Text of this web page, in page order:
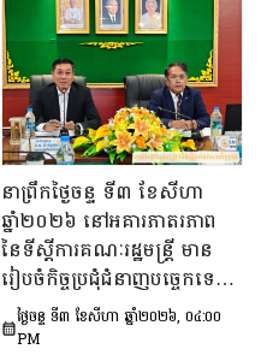
វឌ្ឍនភាព​និងសមិទ្ធផល​សំខាន់ៗ​
របស់​រាជរដ្ឋាភិបាល​នៃ​
ព្រះរាជាណាចក្រកម្ពុជា។
នាព្រឹកថ្ងៃចន្ទ ទី៣ ខែសីហា
ឆ្នាំ២០២៦ នៅអគារភាតរភាព
នៃទីស្តីការគណៈរដ្ឋមន្រ្តី មាន
រៀបចំកិច្ចប្រជុំជំនាញបច្ចេកទេស
ក្រោមអធិបតីភាព ឯកឧត្តម លី
ច័ន្ទតុលា រដ្ឋលេខាធិការទីស្តីការ
ថ្ងៃចន្ទ ទី៣ ខែសីហា ឆ្នាំ២០២៦, ០៤:០០
PM